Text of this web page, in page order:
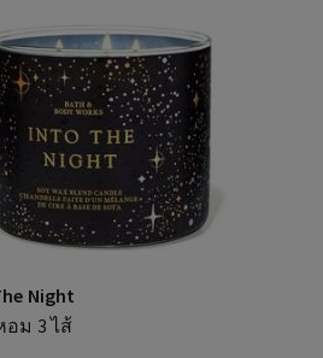
Night
อม 3 ไส้